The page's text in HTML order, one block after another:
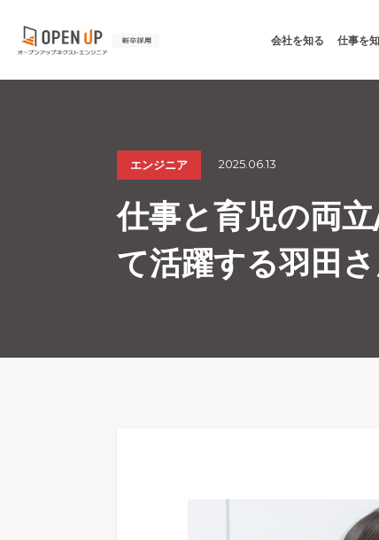
会社を知る 仕事を
エンジニア 2025.06.13
仕事と育児の両
て活躍する羽田